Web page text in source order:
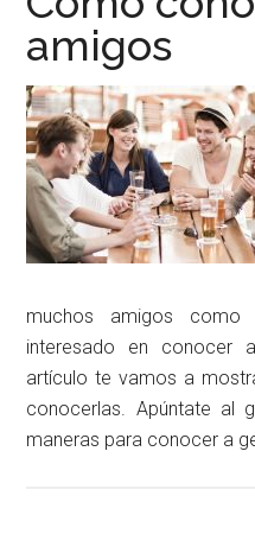
amigos
muchos amigos
interesado en conocer
artículo te vamos a
conocerlas. Apúntate al
maneras para conocer a